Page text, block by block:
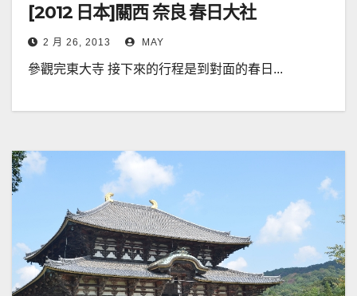
[2012 日本]關西 奈良 春日大社
2 月 26, 2013 MAY
參觀完東大寺 接下來的行程是到對面的春日...